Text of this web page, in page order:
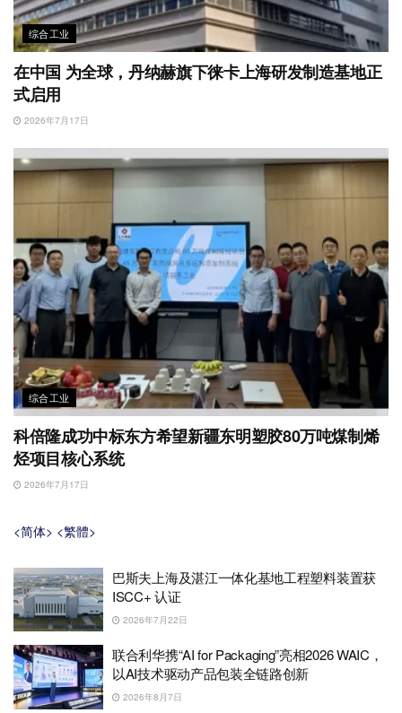
综合工业
在中国 为全球，丹纳赫旗下徕卡上海研发制造基地正
式启用
2026年7月17日
综合工业
科倍隆成功中标东方希望新疆东明塑胶80万吨煤制烯
烃项目核心系统
2026年7月17日
<简体> <繁體>
巴斯夫上海及湛江一体化基地工程塑料装置获
ISCC+ 认证
2026年7月22日
联合利华携“AI for Packaging”亮相2026 WAIC，
以AI技术驱动产品包装全链路创新
2026年8月7日